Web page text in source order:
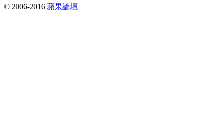
© 2006-2016 蘋果論壇